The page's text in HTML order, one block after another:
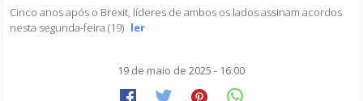
Cinco anos após o Brexit, líderes de ambos os lados assinam acordos
nesta segunda-feira (19) ler
19 de maio de 2025 - 16:00